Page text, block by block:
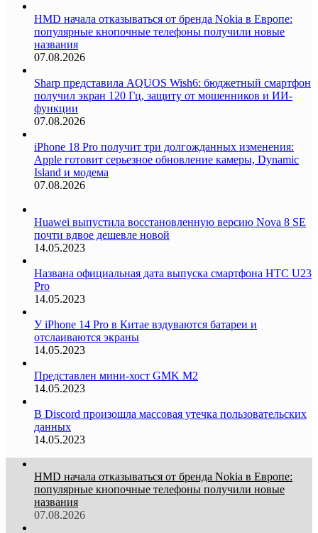
HMD начала отказываться от бренда Nokia в Европе:
популярные кнопочные телефоны получили новые
названия
07.08.2026
Sharp представила AQUOS Wish6: бюджетный смартфон
получил экран 120 Гц, защиту от мошенников и ИИ-
функции
07.08.2026
iPhone 18 Pro получит три долгожданных изменения:
Apple готовит серьезное обновление камеры, Dynamic
Island и модема
07.08.2026
Huawei выпустила восстановленную версию Nova 8 SE
почти вдвое дешевле новой
14.05.2023
Названа официальная дата выпуска смартфона HTC U23
Pro
14.05.2023
У iPhone 14 Pro в Китае вздуваются батареи и
отслаиваются экраны
14.05.2023
Представлен мини-хост GMK M2
14.05.2023
В Discord произошла массовая утечка пользовательских
данных
14.05.2023
HMD начала отказываться от бренда Nokia в Европе:
популярные кнопочные телефоны получили новые
названия
07.08.2026